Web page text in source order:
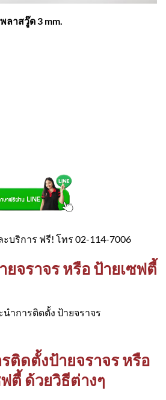
พลาสวู๊ด 3 mm.
บริการ ฟรี! โทร 02-114-7006
จราจร หรือ ป้ายเซฟตี้
นำการติดตั้ง ป้ายจราจร
ติดตั้งป้ายจราจร หรือ
ตี้ ด้วยวิธีต่างๆ